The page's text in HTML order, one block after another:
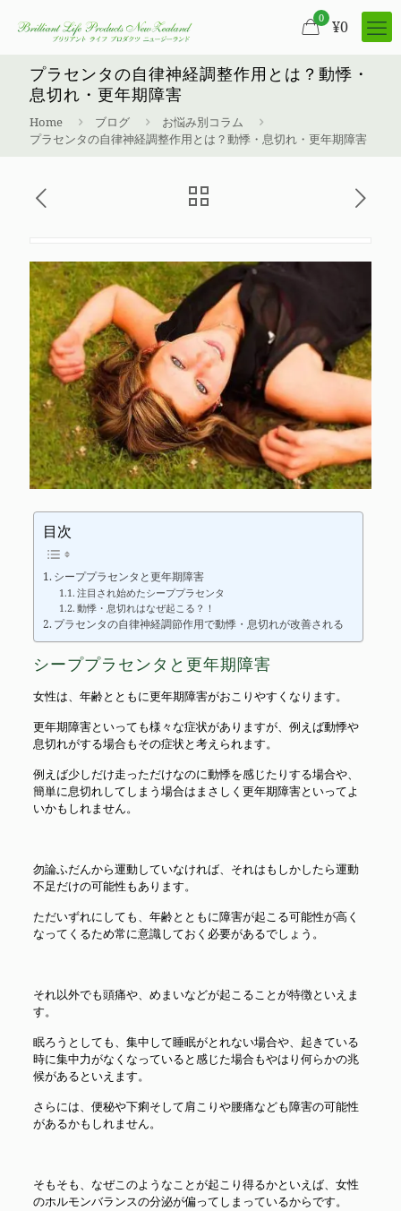
0 ¥0
プラセンタの自律神経調整作用とは？動悸・
息切れ・更年期障害
Home ブログ
お悩み別コラム
プラセンタの自律神経調整作用とは？動悸・息切れ・更年期障害
目次
シーププラセンタと更年期障害
注目され始めたシーププラセンタ
動悸・息切れはなぜ起こる？！
プラセンタの自律神経調節作用で動悸・息切れが改善される
シーププラセンタと更年期障害
女性は、年齢とともに更年期障害がおこりやすくなります。
更年期障害といっても様々な症状がありますが、例えば動悸や
息切れがする場合もその症状と考えられます。
例えば少しだけ走っただけなのに動悸を感じたりする場合や、
簡単に息切れしてしまう場合はまさしく更年期障害といってよ
いかもしれません。
勿論ふだんから運動していなければ、それはもしかしたら運動
不足だけの可能性もあります。
ただいずれにしても、年齢とともに障害が起こる可能性が高く
なってくるため常に意識しておく必要があるでしょう。
それ以外でも頭痛や、めまいなどが起こることが特徴といえま
す。
眠ろうとしても、集中して睡眠がとれない場合や、起きている
時に集中力がなくなっていると感じた場合もやはり何らかの兆
候があるといえます。
さらには、便秘や下痢そして肩こりや腰痛なども障害の可能性
があるかもしれません。
そもそも、なぜこのようなことが起こり得るかといえば、女性
のホルモンバランスの分泌が偏ってしまっているからです。